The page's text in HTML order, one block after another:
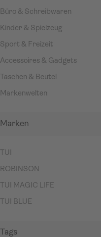
Büro & Schreibwaren
Kinder & Spielzeug
Sport & Freizeit
Accessoires & Gadgets
Taschen & Beutel
Markenwelten
Marken
TUI
ROBINSON
TUI MAGIC LIFE
TUI BLUE
Tags